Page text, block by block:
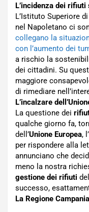
L’incidenza dei
L’Istituto Superiore
nel Napoletano ci
collegano la
con l’aumento dei
a rischio la
dei cittadini. Su
maggiore
di rimediare
L’incalzare
La questione dei
qualche giorno fa,
dell’Unione Europea,
per rispondere alla
annunciano che
meno la nostra
gestione dei rifiuti
successo,
La Regione